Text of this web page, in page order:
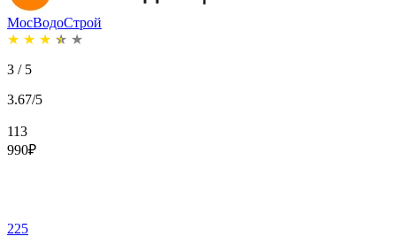
МосВодоСтрой
★ ★ ★ ★ ★
3 / 5
3.67/5
113
990₽
225